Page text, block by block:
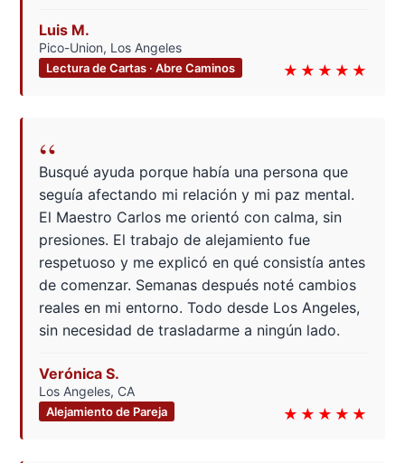
Luis M.
Pico-Union, Los Angeles
Lectura de Cartas · Abre Caminos ★★★★★
“
Busqué ayuda porque había una persona que
seguía afectando mi relación y mi paz mental.
El Maestro Carlos me orientó con calma, sin
presiones. El trabajo de alejamiento fue
respetuoso y me explicó en qué consistía antes
de comenzar. Semanas después noté cambios
reales en mi entorno. Todo desde Los Angeles,
sin necesidad de trasladarme a ningún lado.
Verónica S.
Los Angeles, CA
Alejamiento de Pareja ★★★★★